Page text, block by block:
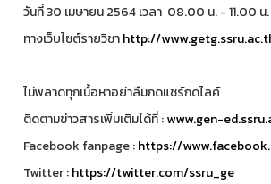
วันที่ 30 เมษายน 2564 เวลา 08.00 น. - 11.00 น.
ทางเว็บไซต์รายวิชาhttp://
ไม่พลาดทุกเนื้อหาอย่าลืมกดแชร์กดไลค์
ติดตามข่าวสารเพิ่มเติมได้ที่ :www.gen-
Facebook fanpage :https://
Twitter :https://twitter.com/ssru_ge